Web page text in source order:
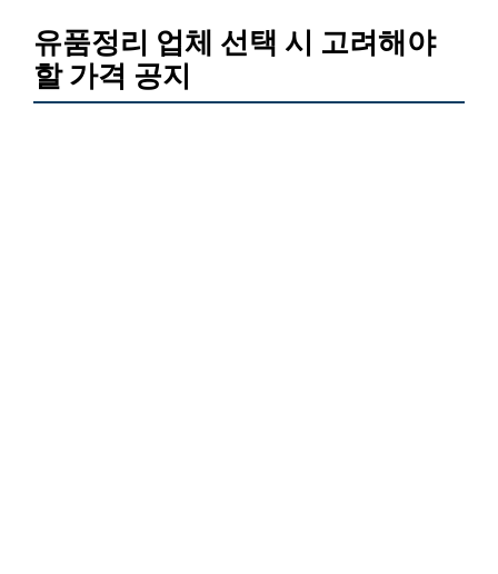
유품정리 업체 선택 시 고려해야
할 가격 공지